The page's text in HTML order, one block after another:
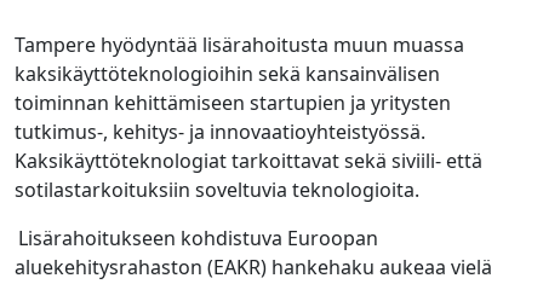
Tampere hyödyntää lisärahoitusta muun muassa
kaksikäyttöteknologioihin sekä kansainvälisen
toiminnan kehittämiseen startupien ja yritysten
tutkimus-, kehitys- ja innovaatioyhteistyössä.
Kaksikäyttöteknologiat tarkoittavat sekä siviili- että
sotilastarkoituksiin soveltuvia teknologioita.
Lisärahoitukseen kohdistuva Euroopan
aluekehitysrahaston (EAKR) hankehaku aukeaa vielä